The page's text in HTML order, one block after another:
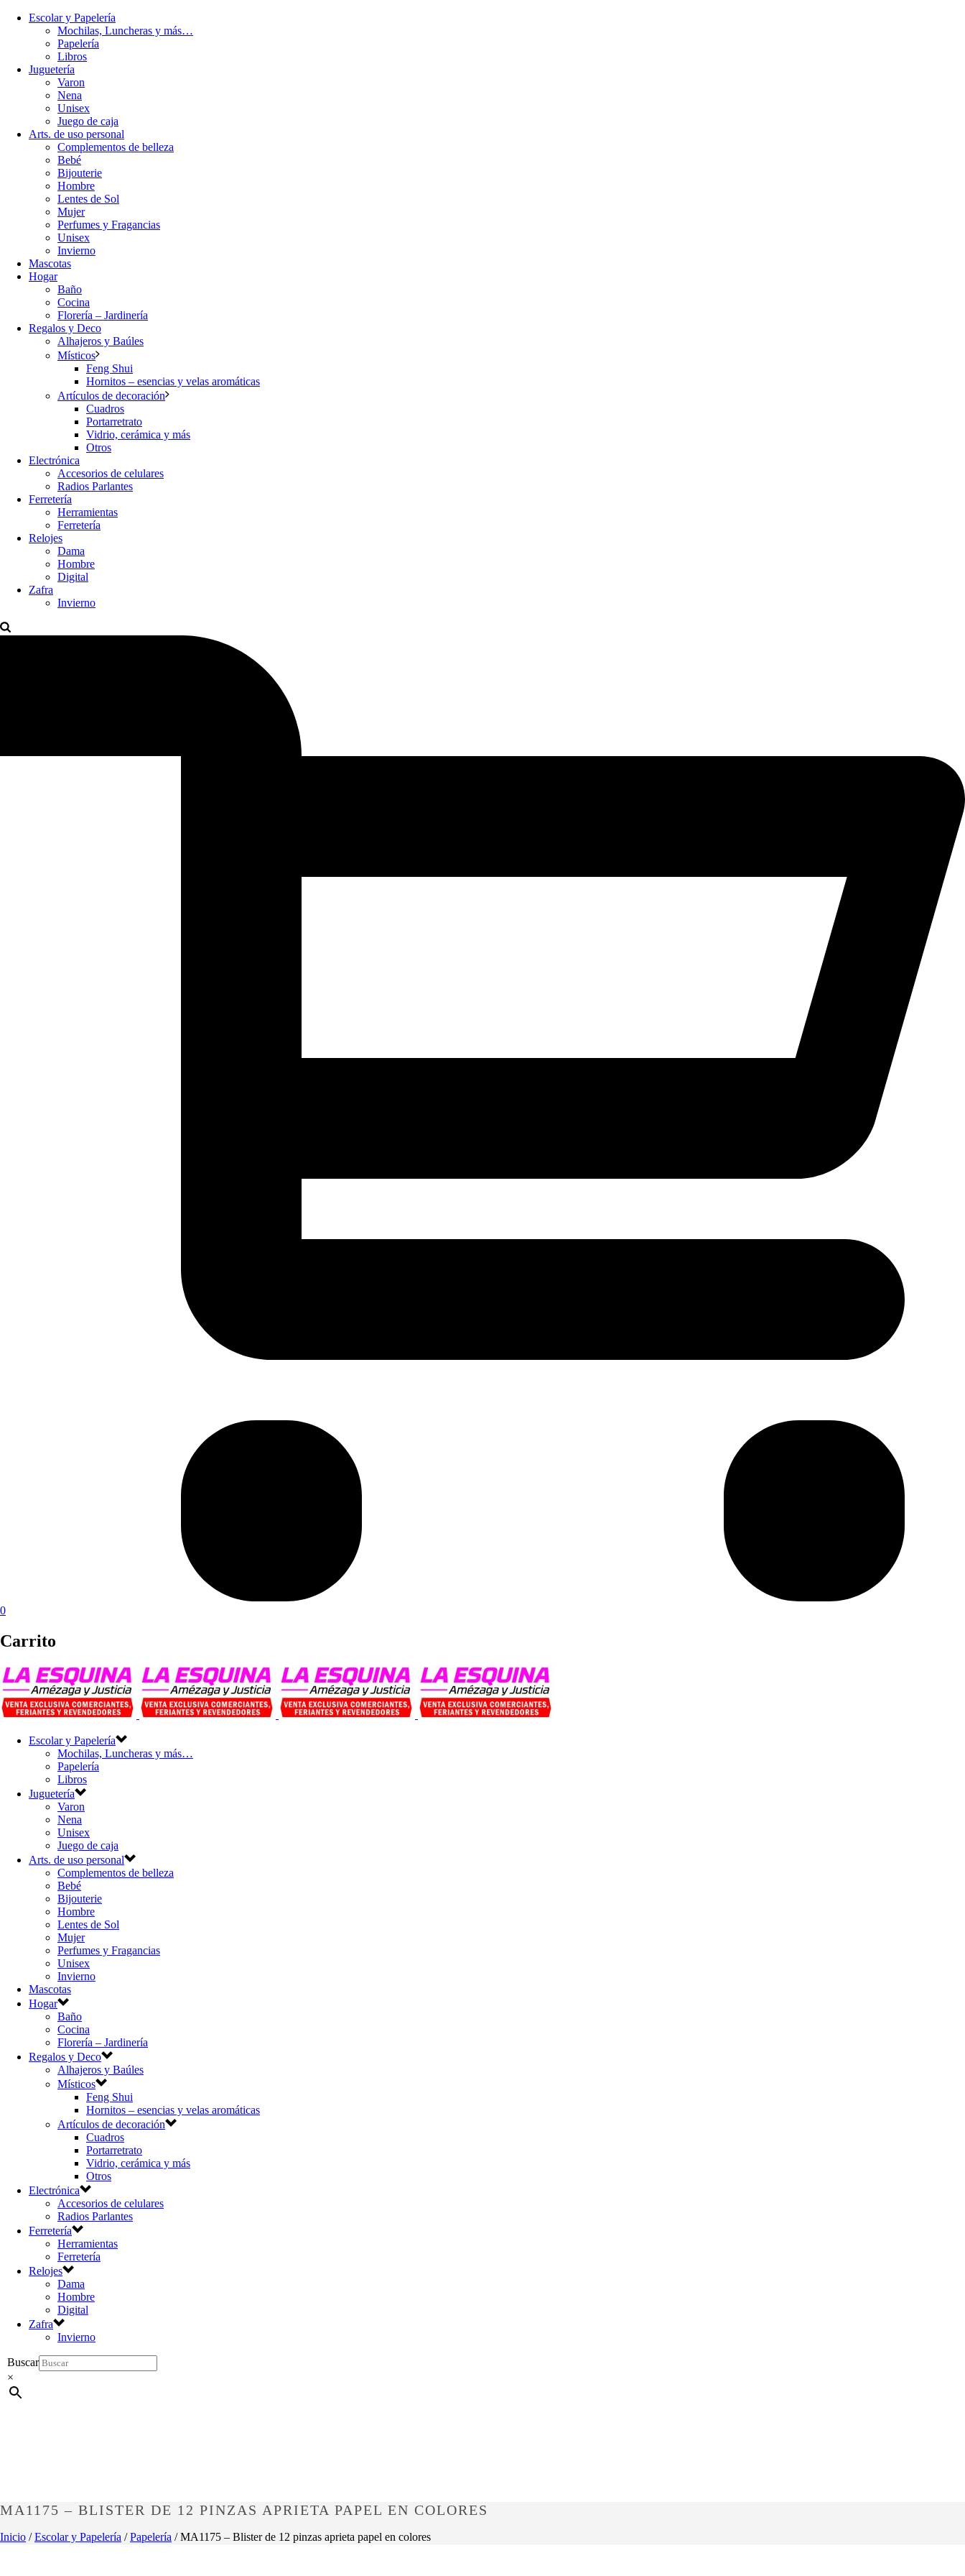
Escolar y Papelería
Mochilas, Luncheras y más…
Papelería
Libros
Juguetería
Varon
Nena
Unisex
Juego de caja
Arts. de uso personal
Complementos de belleza
Bebé
Bijouterie
Hombre
Lentes de Sol
Mujer
Perfumes y Fragancias
Unisex
Invierno
Mascotas
Hogar
Baño
Cocina
Florería – Jardinería
Regalos y Deco
Alhajeros y Baúles
Místicos
Feng Shui
Hornitos – esencias y velas aromáticas
Artículos de decoración
Cuadros
Portarretrato
Vidrio, cerámica y más
Otros
Electrónica
Accesorios de celulares
Radios Parlantes
Ferretería
Herramientas
Ferretería
Relojes
Dama
Hombre
Digital
Zafra
Invierno
0
Carrito
Escolar y Papelería
Mochilas, Luncheras y más…
Papelería
Libros
Juguetería
Varon
Nena
Unisex
Juego de caja
Arts. de uso personal
Complementos de belleza
Bebé
Bijouterie
Hombre
Lentes de Sol
Mujer
Perfumes y Fragancias
Unisex
Invierno
Mascotas
Hogar
Baño
Cocina
Florería – Jardinería
Regalos y Deco
Alhajeros y Baúles
Místicos
Feng Shui
Hornitos – esencias y velas aromáticas
Artículos de decoración
Cuadros
Portarretrato
Vidrio, cerámica y más
Otros
Electrónica
Accesorios de celulares
Radios Parlantes
Ferretería
Herramientas
Ferretería
Relojes
Dama
Hombre
Digital
Zafra
Invierno
Buscar
×
MA1175 – BLISTER DE 12 PINZAS APRIETA PAPEL EN COLORES
Inicio /Escolar y Papelería /Papelería / MA1175 – Blister de 12 pinzas aprieta papel en colores